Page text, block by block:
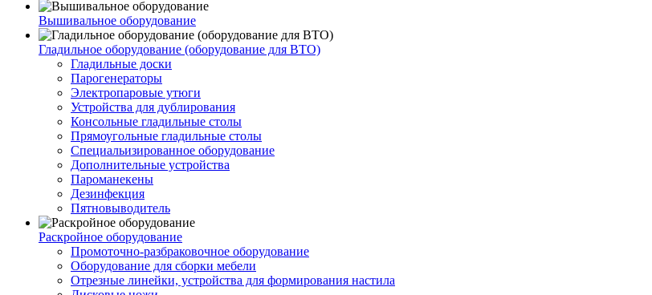
Вышивальное оборудование
Гладильное оборудование (оборудование для ВТО)
Гладильные доски
Парогенераторы
Электропаровые утюги
Устройства для дублирования
Консольные гладильные столы
Прямоугольные гладильные столы
Специальизированное оборудование
Дополнительные устройства
Пароманекены
Дезинфекция
Пятновыводитель
Раскройное оборудование
Промоточно-разбраковочное оборудование
Оборудование для сборки мебели
Отрезные линейки, устройства для формирования настила